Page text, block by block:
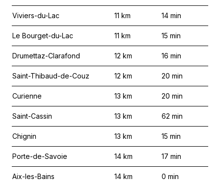
Viviers-du-Lac 11 km 14 min
Le Bourget-du-Lac 11 km 15 min
Drumettaz-Clarafond 12 km 16 min
Saint-Thibaud-de-Couz 12 km 20 min
Curienne 13 km 20 min
Saint-Cassin 13 km 62 min
Chignin 13 km 15 min
Porte-de-Savoie 14 km 17 min
Aix-les-Bains 14 km 0 min